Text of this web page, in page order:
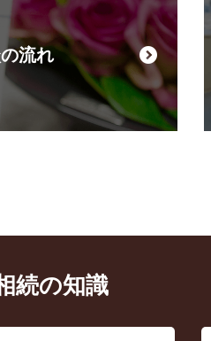
流れ
続の知識